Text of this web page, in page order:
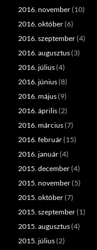
2016. november(10)
2016. október(6)
2016. szeptember(4)
2016. augusztus(3)
2016. július(4)
2016. június(8)
2016. május(9)
2016. április(2)
2016. március(7)
2016. február(15)
2016. január(4)
2015. december(4)
2015. november(5)
2015. október(7)
2015. szeptember(1)
2015. augusztus(4)
2015. július(2)